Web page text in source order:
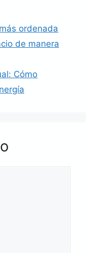
ordenada
de manera
Cómo